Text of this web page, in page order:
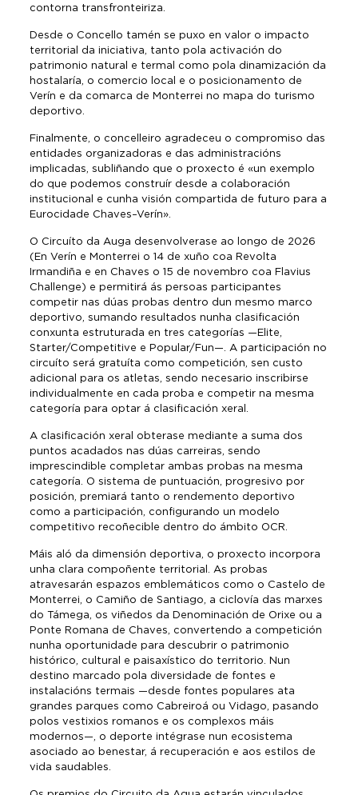
contorna transfronteiriza.
Desde o Concello tamén se puxo en valor o impacto
territorial da iniciativa, tanto pola activación do
patrimonio natural e termal como pola dinamización da
hostalaría, o comercio local e o posicionamento de
Verín e da comarca de Monterrei no mapa do turismo
deportivo.
Finalmente, o concelleiro agradeceu o compromiso das
entidades organizadoras e das administracións
implicadas, subliñando que o proxecto é «un exemplo
do que podemos construír desde a colaboración
institucional e cunha visión compartida de futuro para a
Eurocidade Chaves–Verín».
O Circuíto da Auga desenvolverase ao longo de 2026
(En Verín e Monterrei o 14 de xuño coa Revolta
Irmandiña e en Chaves o 15 de novembro coa Flavius
Challenge) e permitirá ás persoas participantes
competir nas dúas probas dentro dun mesmo marco
deportivo, sumando resultados nunha clasificación
conxunta estruturada en tres categorías —Elite,
Starter/Competitive e Popular/Fun—. A participación no
circuíto será gratuíta como competición, sen custo
adicional para os atletas, sendo necesario inscribirse
individualmente en cada proba e competir na mesma
categoría para optar á clasificación xeral.
A clasificación xeral obterase mediante a suma dos
puntos acadados nas dúas carreiras, sendo
imprescindible completar ambas probas na mesma
categoría. O sistema de puntuación, progresivo por
posición, premiará tanto o rendemento deportivo
como a participación, configurando un modelo
competitivo recoñecible dentro do ámbito OCR.
Máis aló da dimensión deportiva, o proxecto incorpora
unha clara compoñente territorial. As probas
atravesarán espazos emblemáticos como o Castelo de
Monterrei, o Camiño de Santiago, a ciclovía das marxes
do Támega, os viñedos da Denominación de Orixe ou a
Ponte Romana de Chaves, convertendo a competición
nunha oportunidade para descubrir o patrimonio
histórico, cultural e paisaxístico do territorio. Nun
destino marcado pola diversidade de fontes e
instalacións termais —desde fontes populares ata
grandes parques como Cabreiroá ou Vidago, pasando
polos vestixios romanos e os complexos máis
modernos—, o deporte intégrase nun ecosistema
asociado ao benestar, á recuperación e aos estilos de
vida saudables.